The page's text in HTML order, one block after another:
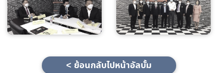
< ย้อนกลับไปหน้าอัลบั้ม